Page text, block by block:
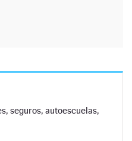
seguros, autoescuelas,